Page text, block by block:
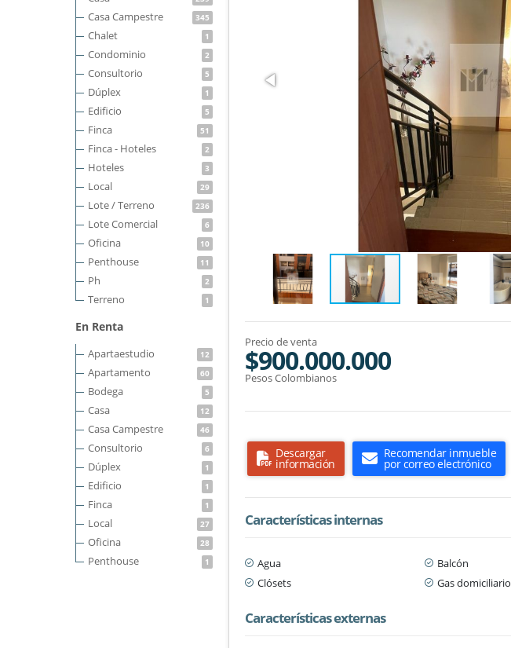
Casa Campestre 345
Chalet 1
Condominio 2
Consultorio 5
Dúplex 1
Edificio 5
Finca 51
Finca - Hoteles 2
Hoteles 3
Local 29
Lote / Terreno 236
Lote Comercial 6
Oficina 10
Penthouse 11
Ph 2
Terreno 1
En Renta
Apartaestudio 12
Apartamento 60
Bodega 5
Casa 12
Casa Campestre 46
Consultorio 6
Dúplex 1
Edificio 1
Finca 1
Local 27
Oficina 28
Penthouse 1
Precio de venta
$900.000.000
Pesos Colombianos
Descargar
información
Recomendar inmueble
por correo electrónico
Características internas
Agua Balcón
Clósets
Gas domiciliario
Características externas